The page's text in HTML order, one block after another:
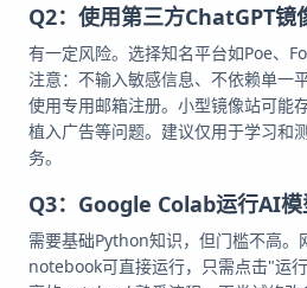
Q2：使用第三方ChatGPT镜
有一定风险。选择知名平台如Poe、
注意：不输入敏感信息、不依赖单一
使用专用邮箱注册。小型镜像站可能
植入广告等问题。建议仅用于学习和
务。
Q3：Google Colab运行AI模
需要基础Python知识，但门槛不高。
notebook可直接运行，只需点击"运